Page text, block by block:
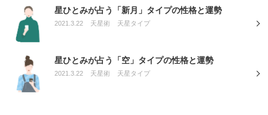
星ひとみが占う「新月」タイプの性格と運勢
2021.3.22 天星術 天星タイプ
星ひとみが占う「空」タイプの性格と運勢
2021.3.22 天星術 天星タイプ